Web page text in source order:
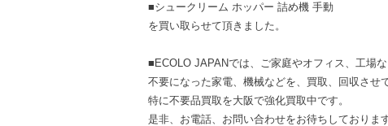
■シュークリーム ホッパー 詰め機 手動
を買い取らせて頂きました。
■ECOLO JAPANでは、ご家庭やオフィス、工場な
不要になった家電、機械などを、買取、回収させ
特に不要品買取を大阪で強化買取中です。
是非、お電話、お問い合わせをお待ちしております